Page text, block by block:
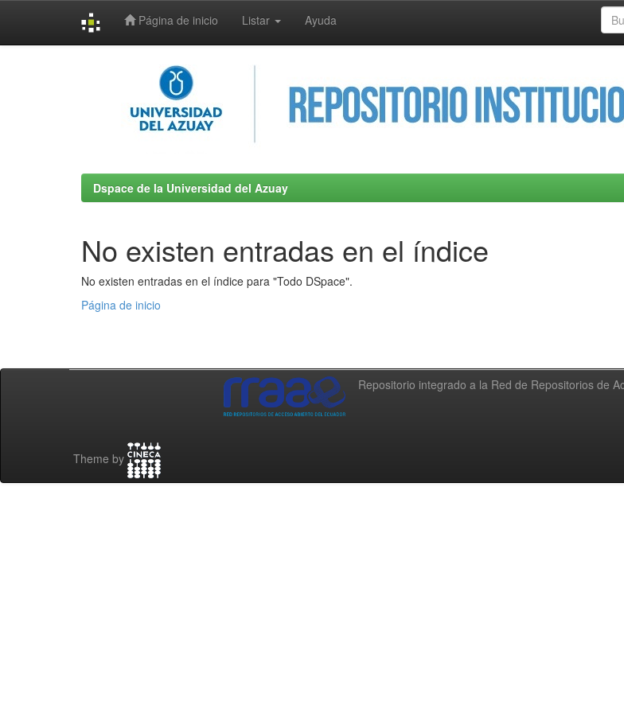
Página de inicio Listar Ayuda
Dspace de la Universidad del Azuay
No existen entradas en el índice
No existen entradas en el índice para "Todo DSpace".
Página de inicio
Repositorio integrado a la Red de Repositorios de
Theme by